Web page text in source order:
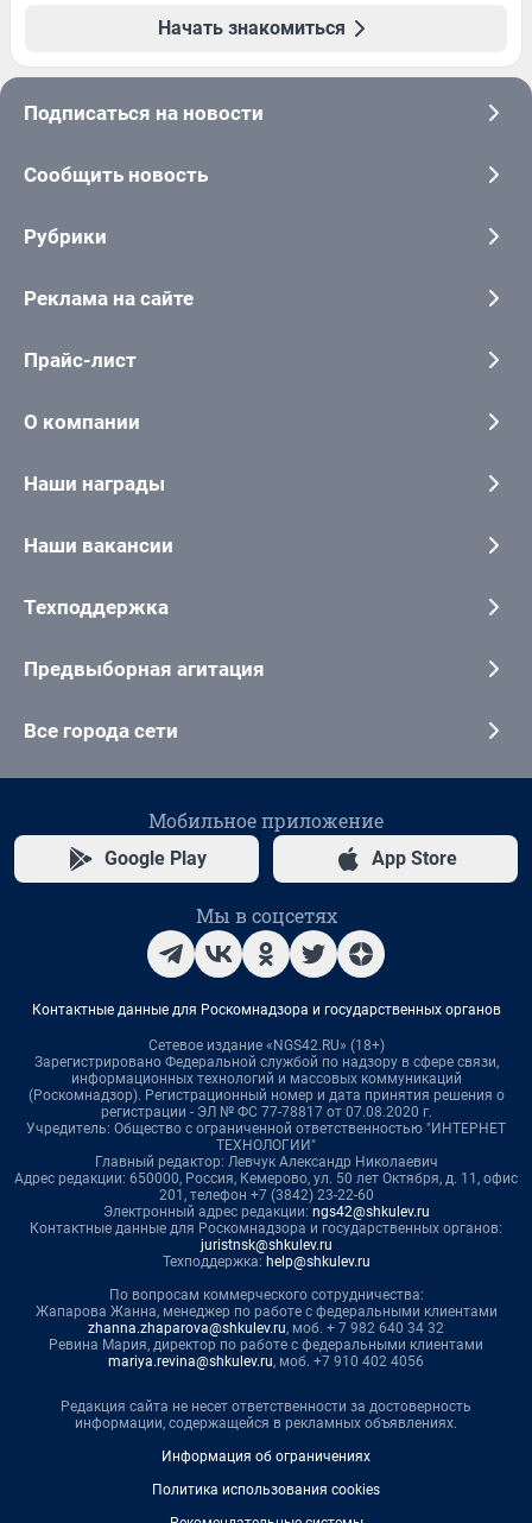
Начать знакомиться
Подписаться на новости
Сообщить новость
Рубрики
Реклама на сайте
Прайс-лист
О компании
Наши награды
Наши вакансии
Техподдержка
Предвыборная агитация
Все города сети
Мобильное приложение
Google Play App Store
Мы в соцсетях
Контактные данные для Роскомнадзора и государственных органов
Сетевое издание «NGS42.RU» (18+)
Зарегистрировано Федеральной службой по надзору в сфере связи,
информационных технологий и массовых коммуникаций
(Роскомнадзор). Регистрационный номер и дата принятия решения о
регистрации - ЭЛ № ФС 77-78817 от 07.08.2020 г.
Учредитель: Общество с ограниченной ответственностью "ИНТЕРНЕТ
ТЕХНОЛОГИИ"
Главный редактор: Левчук Александр Николаевич
Адрес редакции: 650000, Россия, Кемерово, ул. 50 лет Октября, д. 11, офис
201, телефон +7 (3842) 23-22-60
Электронный адрес редакции: ngs42@shkulev.ru
Контактные данные для Роскомнадзора и государственных органов:
juristnsk@shkulev.ru
Техподдержка: help@shkulev.ru
По вопросам коммерческого сотрудничества:
Жапарова Жанна, менеджер по работе с федеральными клиентами
zhanna.zhaparova@shkulev.ru, моб. + 7 982 640 34 32
Ревина Мария, директор по работе с федеральными клиентами
mariya.revina@shkulev.ru, моб. +7 910 402 4056
Редакция сайта не несет ответственности за достоверность
информации, содержащейся в рекламных объявлениях.
Информация об ограничениях
Политика использования cookies